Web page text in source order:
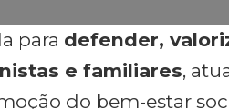
para defender,
e familiares,
do bem-estar